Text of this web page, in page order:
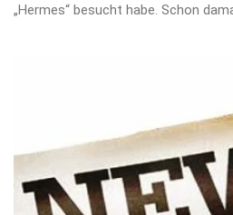
„Hermes“ besucht habe. Schon